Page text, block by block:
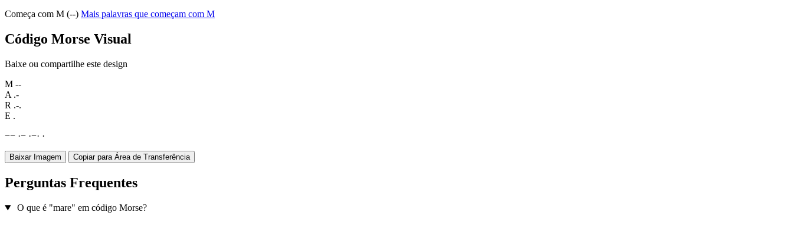
Começa com M (--) Mais palavras que começam com M
Código Morse Visual
Baixe ou compartilhe este design
M --
A .-
R .-.
E .
−− ·− ·−· ·
Baixar Imagem Copiar para Área de Transferência
Perguntas Frequentes
O que é "mare" em código Morse?